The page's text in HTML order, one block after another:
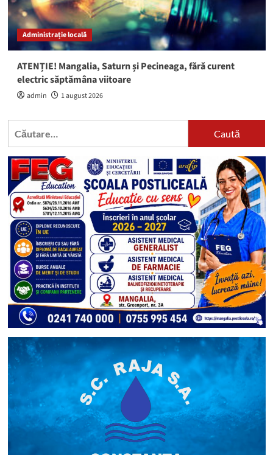
Administrație locală
ATENȚIE! Mangalia, Saturn și Pecineaga, fără curent
electric săptămâna viitoare
admin 1 august 2026
Caută